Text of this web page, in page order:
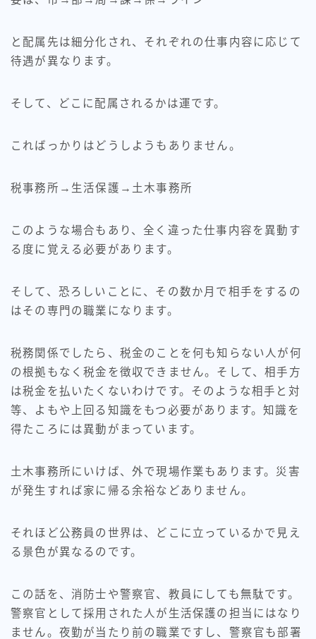
と配属先は細分化され、それぞれの仕事内容に応じて
待遇が異なります。
そして、どこに配属されるかは運です。
こればっかりはどうしようもありません。
税事務所→生活保護→土木事務所
このような場合もあり、全く違った仕事内容を異動す
る度に覚える必要があります。
そして、恐ろしいことに、その数か月で相手をするの
はその専門の職業になります。
税務関係でしたら、税金のことを何も知らない人が何
の根拠もなく税金を徴収できません。そして、相手方
は税金を払いたくないわけです。そのような相手と対
等、よもや上回る知識をもつ必要があります。知識を
得たころには異動がまっています。
土木事務所にいけば、外で現場作業もあります。災害
が発生すれば家に帰る余裕などありません。
それほど公務員の世界は、どこに立っているかで見え
る景色が異なるのです。
この話を、消防士や警察官、教員にしても無駄です。
警察官として採用された人が生活保護の担当にはなり
ません。夜勤が当たり前の職業ですし、警察官も部署